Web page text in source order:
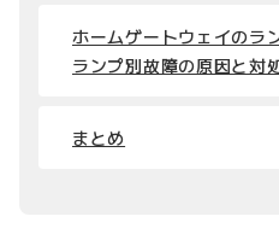
ホームゲートウェイのラ
ランプ別故障の原因と対
まとめ